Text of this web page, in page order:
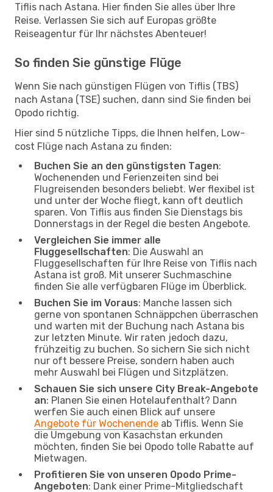
Tiflis nach Astana. Hier finden Sie alles über Ihre
Reise. Verlassen Sie sich auf Europas größte
Reiseagentur für Ihr nächstes Abenteuer!
So finden Sie günstige Flüge
Wenn Sie nach günstigen Flügen von Tiflis (TBS)
nach Astana (TSE) suchen, dann sind Sie finden bei
Opodo richtig.
Hier sind 5 nützliche Tipps, die Ihnen helfen, Low-
cost Flüge nach Astana zu finden:
Buchen Sie an den günstigsten Tagen:
Wochenenden und Ferienzeiten sind bei
Flugreisenden besonders beliebt. Wer flexibel ist
und unter der Woche fliegt, kann oft deutlich
sparen. Von Tiflis aus finden Sie Dienstags bis
Donnerstags in der Regel die besten Angebote.
Vergleichen Sie immer alle
Fluggesellschaften: Die Auswahl an
Fluggesellschaften für Ihre Reise von Tiflis nach
Astana ist groß. Mit unserer Suchmaschine
finden Sie alle verfügbaren Flüge im Überblick.
Buchen Sie im Voraus: Manche lassen sich
gerne von spontanen Schnäppchen überraschen
und warten mit der Buchung nach Astana bis
zur letzten Minute. Wir raten jedoch dazu,
frühzeitig zu buchen. So sichern Sie sich nicht
nur oft bessere Preise, sondern haben auch
mehr Auswahl bei Flügen und Sitzplätzen.
Schauen Sie sich unsere City Break-Angebote
an: Planen Sie einen Hotelaufenthalt? Dann
werfen Sie auch einen Blick auf unsere
Angebote für Wochenende ab Tiflis. Wenn Sie
die Umgebung von Kasachstan erkunden
möchten, finden Sie bei Opodo tolle Rabatte auf
Mietwagen.
Profitieren Sie von unseren Opodo Prime-
Angeboten: Dank einer Prime-Mitgliedschaft